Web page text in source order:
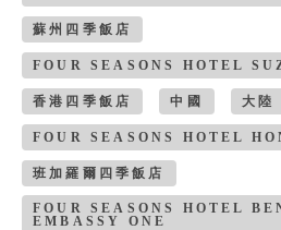
蘇州四季飯店
FOUR SEASONS HOTEL
香港四季飯店 中國 大陸
FOUR SEASONS HOTEL
班加羅爾四季飯店
FOUR SEASONS HOTEL
EMBASSY ONE